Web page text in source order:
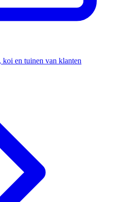
koi en tuinen van klanten